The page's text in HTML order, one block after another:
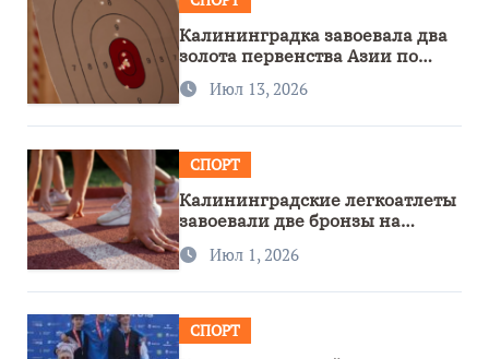
Калининградка завоевала два
золота первенства Азии по
метанию ножа
Июл 13, 2026
СПОРТ
Калининградские легкоатлеты
завоевали две бронзы на
первенстве России
Июл 1, 2026
СПОРТ